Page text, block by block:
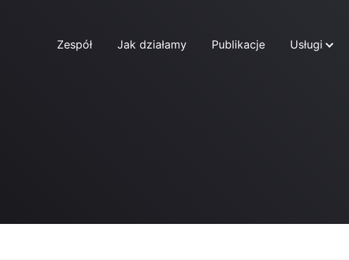
Zespół Jak działamy Publikacje Usługi